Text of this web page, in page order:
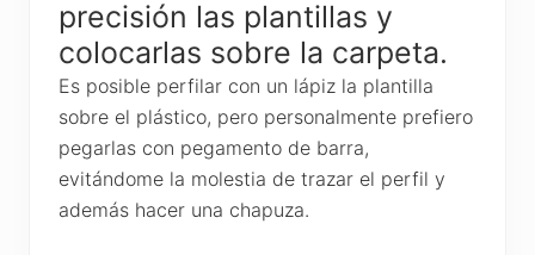
precisión las plantillas y
colocarlas sobre la carpeta.
Es posible perfilar con un lápiz la plantilla
sobre el plástico, pero personalmente prefiero
pegarlas con pegamento de barra,
evitándome la molestia de trazar el perfil y
además hacer una chapuza.